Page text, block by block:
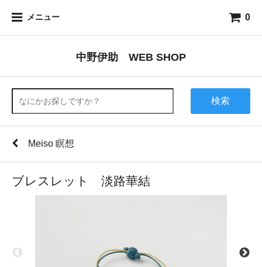
メニュー 0
中野伊助 WEB SHOP
検索
Meiso 瞑想
ブレスレット 淡路華結